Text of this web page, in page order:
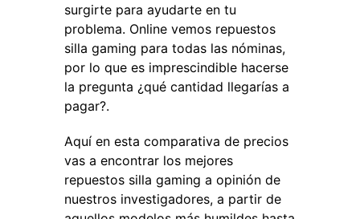
surgirte para ayudarte en tu
problema. Online vemos repuestos
silla gaming para todas las nóminas,
por lo que es imprescindible hacerse
la pregunta ¿qué cantidad llegarías a
pagar?.
Aquí en esta comparativa de precios
vas a encontrar los mejores
repuestos silla gaming a opinión de
nuestros investigadores, a partir de